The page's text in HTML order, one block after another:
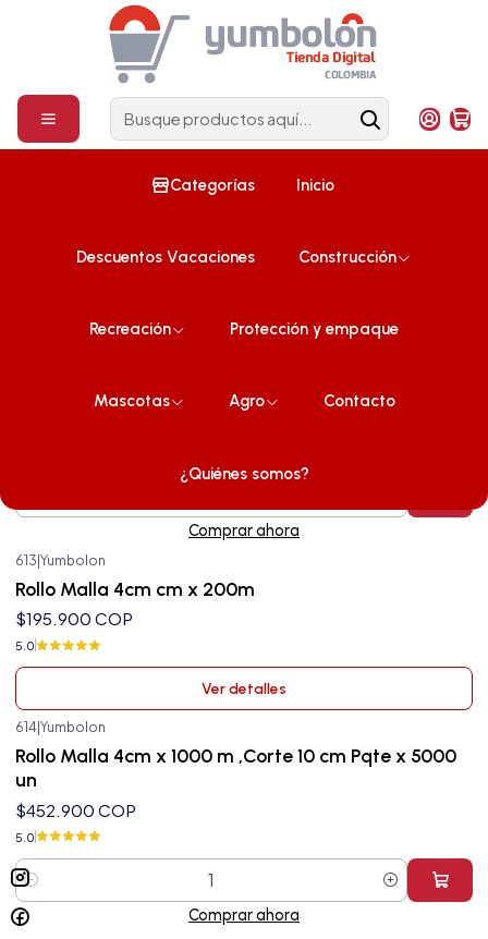
Categorías Inicio
Descuentos Vacaciones Construcción
Recreación Protección y empaque
Mascotas Agro Contacto
¿Quiénes somos?
Construcción ¡Compra ahora!
Agotado
4098|Yumbolon
Rollo Malla 4 cm x 15m
$20.900 COP
Ver detalles
Rollo Malla 10 cm x 15m
Yumbolon
Cantidad
Comprar ahora
Agotado
613 Yumbolon
Rollo Malla 4cm cm x 200m
$195.900 COP
5.0
Ver detalles
614 Yumbolon
Rollo Malla 4cm x 1000 m ,Corte 10 cm Pqte x 5000
un
$452.900 COP
5.0
Cantidad
Comprar ahora